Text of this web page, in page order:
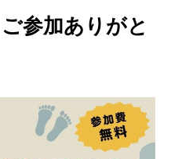
参加ありがと